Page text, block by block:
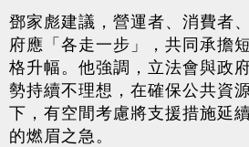
鄧家彪建議，營運者、消費者
府應「各走一步」，共同承擔
格升幅。他強調，立法會與政
勢持續不理想，在確保公共資
下，有空間考慮將支援措施延
的燃眉之急。